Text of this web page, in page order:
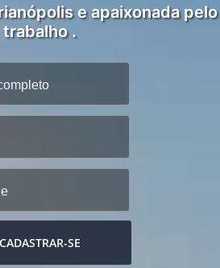
e apaixonada pelo
trabalho .
CADASTRAR-SE